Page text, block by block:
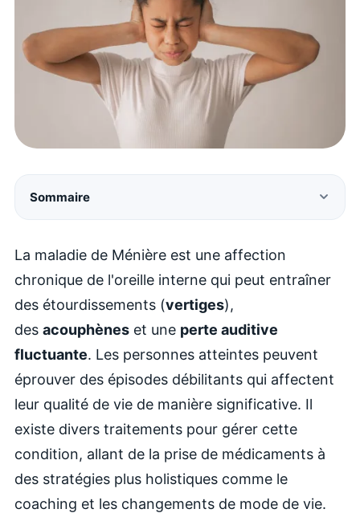
Sommaire
La maladie de Ménière est une affection
chronique de l'oreille interne qui peut entraîner
des étourdissements (vertiges),
des acouphènes et une perte auditive
fluctuante. Les personnes atteintes peuvent
éprouver des épisodes débilitants qui affectent
leur qualité de vie de manière significative. Il
existe divers traitements pour gérer cette
condition, allant de la prise de médicaments à
des stratégies plus holistiques comme le
coaching et les changements de mode de vie.